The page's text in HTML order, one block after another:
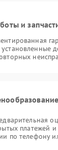
и
платежей
по телефону